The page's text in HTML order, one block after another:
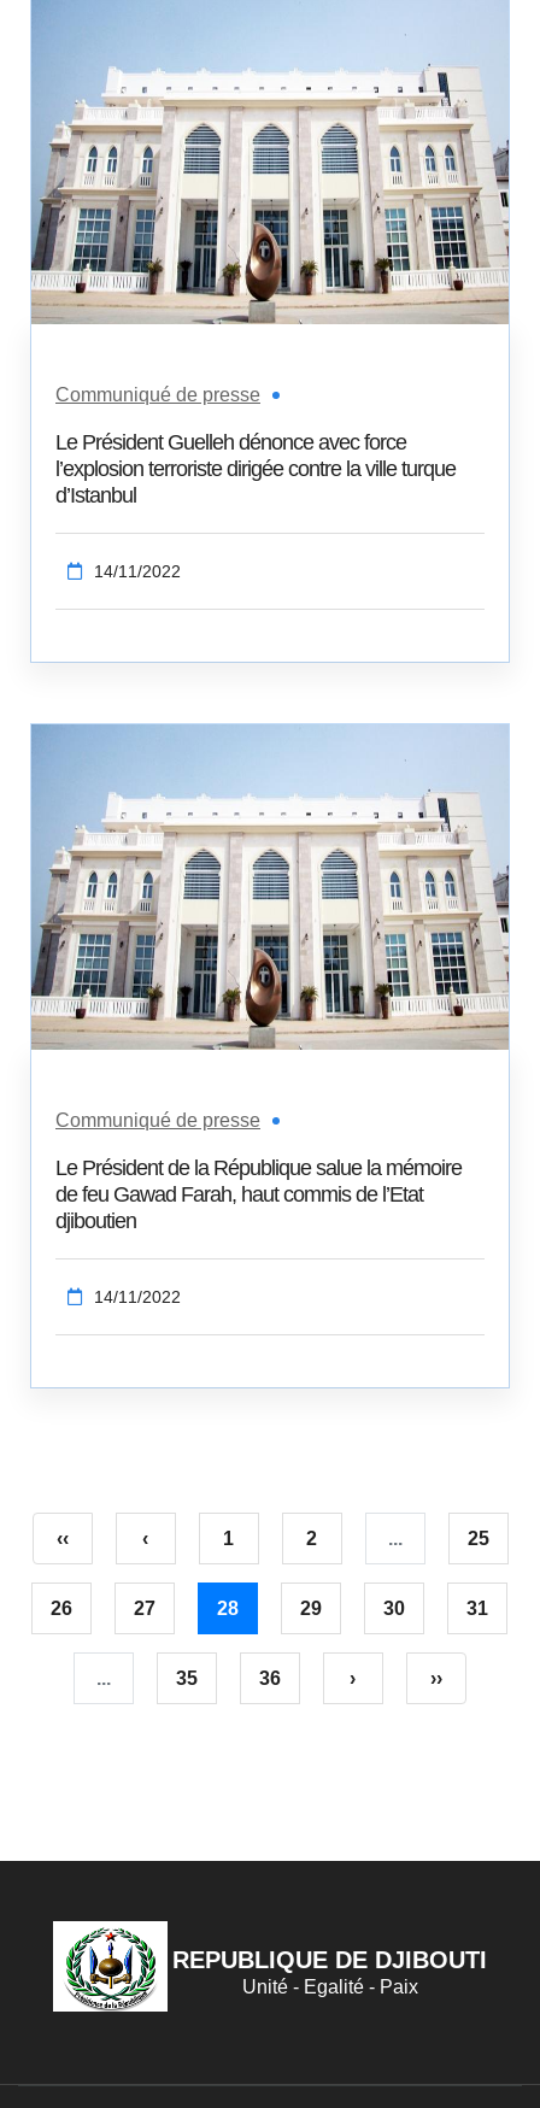
Communiqué de presse
Le Président Guelleh dénonce avec force
l’explosion terroriste dirigée contre la ville turque
d’Istanbul
14/11/2022
Communiqué de presse
Le Président de la République salue la mémoire
de feu Gawad Farah, haut commis de l’Etat
djiboutien
14/11/2022
‹‹ ‹ 1 2 ... 25
26 27 28 29 30 31
... 35 36 › ››
REPUBLIQUE DE DJIBOUTI
Unité - Egalité - Paix